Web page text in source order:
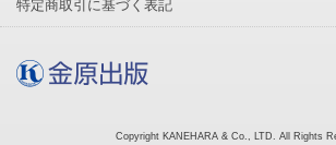
特定商取引に基づく表記
Copyright KANEHARA & Co., LTD. All Rights